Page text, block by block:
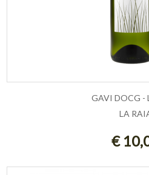
GAVI DOCG -
LA
€